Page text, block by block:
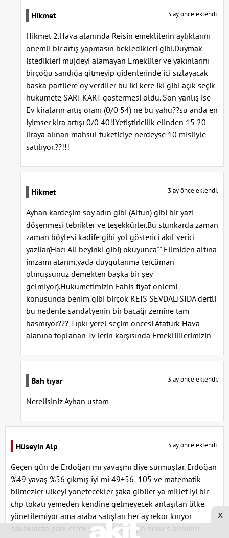
Hikmet 3 ay önce eklendi.
Hikmet 2.Hava alanında Reisin emeklilerin aylıklarını
önemli bir artış yapmasın bekledikleri gibi.Duymak
istedikleri müjdeyi alamayan Emekliler ve yakınlarını
birçoğu sandığa gitmeyip gidenlerinde ici sızlayacak
baska partilere oy verdiler bu iki kere iki gibi açık seçik
hükumete SARI KART göstermesi oldu. Son yanlış ise
Ev kiraların artış oranı (0/0 54) ne bu yahu??su anda en
iyimser kira artışı 0/0 40!!Yetiştiricilik elinden 15 20
liraya alınan mahsul tüketiciye nerdeyse 10 misliyle
satılıyor.??!!!
Hikmet 3 ay önce eklendi.
Ayhan kardeşim soy adın gibi (Altun) gibi bir yazi
döşenmesi tebrikler ve teşekkürler.Bu stunkarda zaman
zaman böylesi kadife gibi yol gösterici akıl verici
yazilar(Hacı Ali beyinki gibi) okuyunca"" Elimiden altına
imzamı atarım,yada duygularıma tercüman
olmuşsunuz demekten başka bir şey
gelmiyor).Hukumetimizin Fahis fiyat önlemi
konusunda benim gibi birçok REIS SEVDALISIDA dertli
bu nedenle sandalyenin bir bacağı zemine tam
basmıyor??? Tıpkı yerel seçim öncesi Ataturk Hava
alanına toplanan Tv lerin karşısında Emeklililerimizin
Bah tıyar 3 ay önce eklendi.
Nerelisiniz Ayhan ustam
Hüseyin Alp 3 ay önce eklendi.
Geçen gün de Erdoğan mı yavaşmı diye surmuşlar. Erdoğan
%49 yavaş %56 çıkmış iyi mi 49+56=105 ve matematik
bilmezler ülkeyi yönetecekler şaka gibiler ya millet iyi bir
chp tokatı yemeden kendine gelmeyecek anlaşılan ülke
yönetilemiyor ama araba satışları her ay rekor kırıyor
sokaklarda park etcek yer yok park için herkes birbirini
x